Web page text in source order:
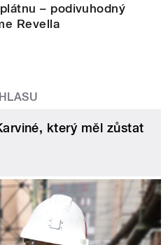
– podivuhodný
Revella
který měl zůstat